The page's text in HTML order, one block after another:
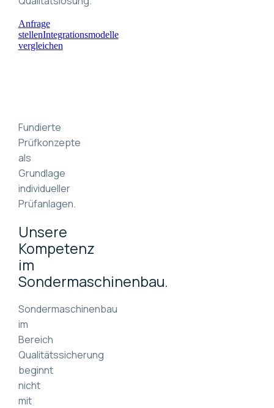
Anfrage
stellenIntegrationsmodelle
vergleichen
Fundierte
Prüfkonzepte
als
Grundlage
individueller
Prüfanlagen.
Unsere
Kompetenz
im
Sondermaschinenbau.
Sondermaschinenbau
im
Bereich
Qualitätssicherung
beginnt
nicht
mit